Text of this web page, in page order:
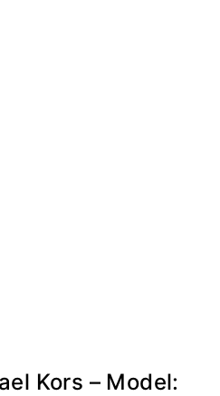
Kors – Model: